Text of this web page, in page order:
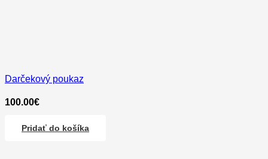
Darčekový poukaz
100.00€
Pridať do košíka